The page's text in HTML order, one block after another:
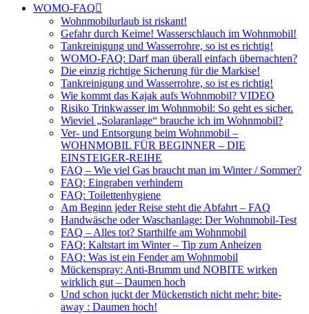
WOMO-FAQ
Wohnmobilurlaub ist riskant!
Gefahr durch Keime! Wasserschlauch im Wohnmobil!
Tankreinigung und Wasserrohre, so ist es richtig!
WOMO-FAQ: Darf man überall einfach übernachten?
Die einzig richtige Sicherung für die Markise!
Tankreinigung und Wasserrohre, so ist es richtig!
Wie kommt das Kajak aufs Wohnmobil? VIDEO
Risiko Trinkwasser im Wohnmobil: So geht es sicher.
Wieviel „Solaranlage“ brauche ich im Wohnmobil?
Ver- und Entsorgung beim Wohnmobil –
WOHNMOBIL FÜR BEGINNER – DIE
EINSTEIGER-REIHE
FAQ – Wie viel Gas braucht man im Winter / Sommer?
FAQ: Eingraben verhindern
FAQ: Toilettenhygiene
Am Beginn jeder Reise steht die Abfahrt – FAQ
Handwäsche oder Waschanlage: Der Wohnmobil-Test
FAQ – Alles tot? Starthilfe am Wohnmobil
FAQ: Kaltstart im Winter – Tip zum Anheizen
FAQ: Was ist ein Fender am Wohnmobil
Mückenspray: Anti-Brumm und NOBITE wirken
wirklich gut – Daumen hoch
Und schon juckt der Mückenstich nicht mehr: bite-
away : Daumen hoch!